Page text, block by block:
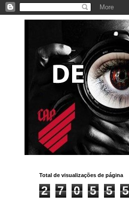
Total de visualizações de página
2 7 0 5 5 5